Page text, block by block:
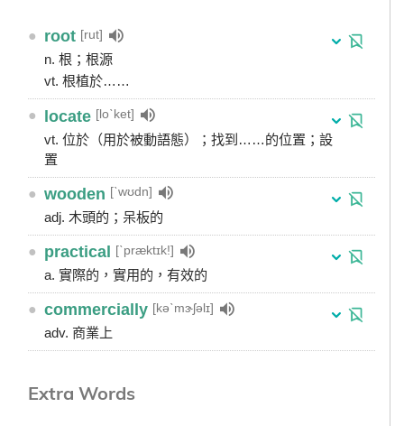
● root [rut]
n. 根；根源
vt. 根植於……
● locate [loˋket]
vt. 位於（用於被動語態）；找到……的位置；設
置
● wooden [ˋwʊdn]
adj. 木頭的；呆板的
● practical [ˋpræktɪk!]
a. 實際的，實用的，有效的
● commercially [kəˋmɝʃəlɪ]
adv. 商業上
Extra Words